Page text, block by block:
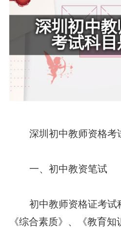
深圳初中教师资格考
一、初中教资笔试
初中教师资格证考试
《综合素质》、《教育